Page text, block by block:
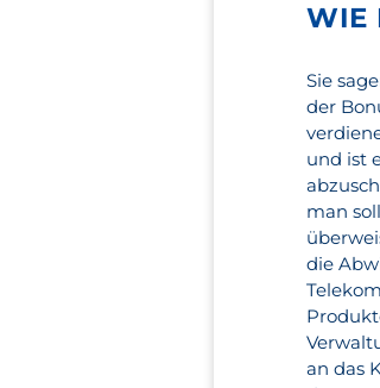
WIE
Sie
der
und ist
man
die
an das